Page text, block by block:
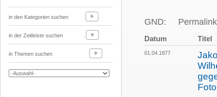
in den Kategorien suchen
in der Zeitleiste suchen
in Themen suchen
GND:
Datum Titel
01.04.1877